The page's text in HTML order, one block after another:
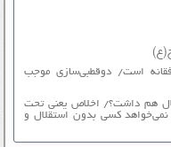
است/ دوقطبی‌سازی موجب
هم داشت؟/ اخلاص یعنی تحت
کسی بدون استقلال و